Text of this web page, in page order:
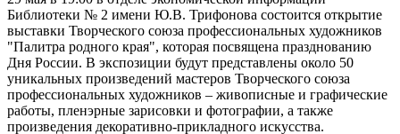
Библиотеки № 2 имени Ю.В. Трифонова состоится открытие
выставки Творческого союза профессиональных художников
"Палитра родного края", которая посвящена празднованию
Дня России. В экспозиции будут представлены около 50
уникальных произведений мастеров Творческого союза
профессиональных художников – живописные и графические
работы, пленэрные зарисовки и фотографии, а также
произведения декоративно-прикладного искусства.